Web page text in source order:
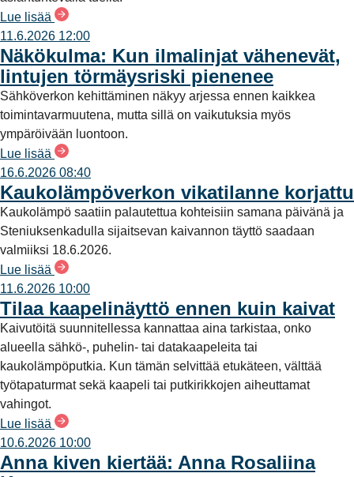
Lue lisää
11.6.2026 12:00
Näkökulma: Kun ilmalinjat vähenevät,
lintujen törmäysriski pienenee
Sähköverkon kehittäminen näkyy arjessa ennen kaikkea
toimintavarmuutena, mutta sillä on vaikutuksia myös
ympäröivään luontoon.
Lue lisää
16.6.2026 08:40
Kaukolämpöverkon vikatilanne korjattu
Kaukolämpö saatiin palautettua kohteisiin samana päivänä ja
Steniuksenkadulla sijaitsevan kaivannon täyttö saadaan
valmiiksi 18.6.2026.
Lue lisää
11.6.2026 10:00
Tilaa kaapelinäyttö ennen kuin kaivat
Kaivutöitä suunnitellessa kannattaa aina tarkistaa, onko
alueella sähkö-, puhelin- tai datakaapeleita tai
kaukolämpöputkia. Kun tämän selvittää etukäteen, välttää
työtapaturmat sekä kaapeli tai putkirikkojen aiheuttamat
vahingot.
Lue lisää
10.6.2026 10:00
Anna kiven kiertää: Anna Rosaliina